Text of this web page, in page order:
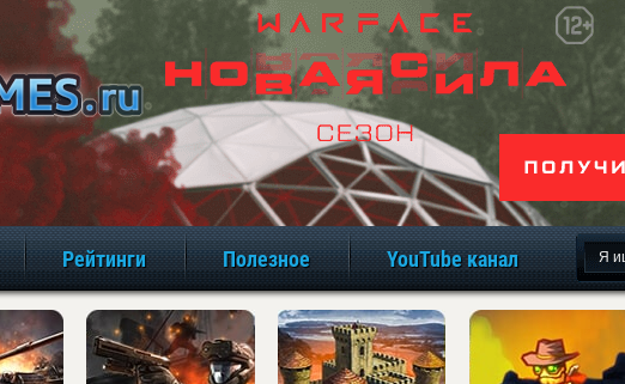
игры онлайн бесплатно
Рейтинги Полезное YouTube канал